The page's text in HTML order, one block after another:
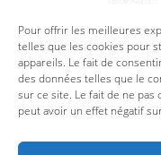
Pour offrir les meilleures
telles que les cookies pour
appareils. Le fait de
des données telles que le
sur ce site. Le fait de ne
peut avoir un effet négatif